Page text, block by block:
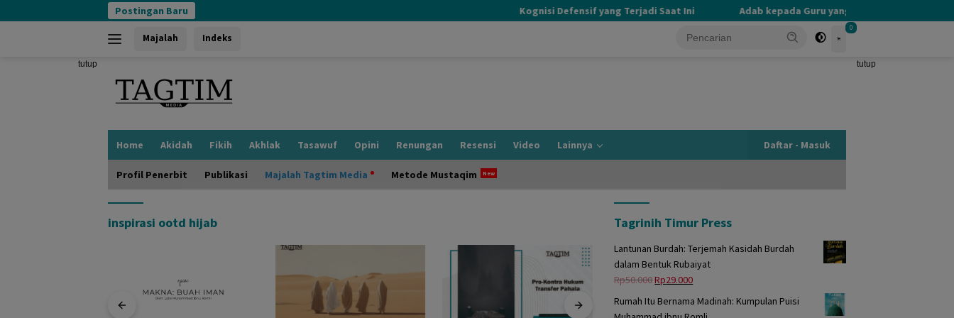
ke
Postingan Baru Kognisi Defensif yang Terjadi Saat Ini Adab kepada Guru yang Terlupakan
Majalah Indeks
0
tutup tutup
Home Akidah Fikih Akhlak Tasawuf Opini Renungan Resensi Video Lainnya Daftar - Masuk
Profil Penerbit Publikasi Majalah Tagtim Media Metode Mustaqim
inspirasi ootd hijab Tagrinih Timur Press
Lantunan Burdah: Terjemah Kasidah Burdah
dalam Bentuk Rubaiyat
Rp50.000Harga
adalah:
Rp29.000Harga
Rumah Itu Bernama Madinah: Kumpulan Puisi